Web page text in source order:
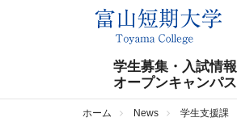
学生募集・入試情報
オープンキャンパス
ホーム News 学生支援課